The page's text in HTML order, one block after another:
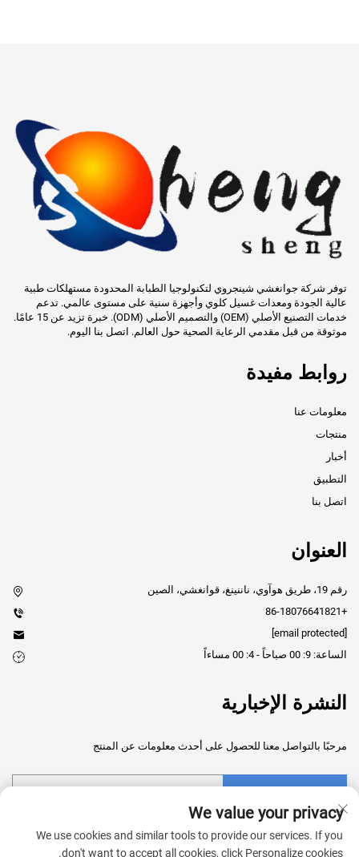
توفر شركة جوانغشي شينجروي لتكنولوجيا الطبابة المحدودة مستهلكات طبية
عالية الجودة ومعدات غسيل كلوي وأجهزة سنية على مستوى عالمي. تدعم
خدمات التصنيع الأصلي (OEM) والتصميم الأصلي (ODM). خبرة تزيد عن 15 عامًا.
موثوقة من قبل مقدمي الرعاية الصحية حول العالم. اتصل بنا اليوم.
روابط مفيدة
معلومات عنا
منتجات
أخبار
التطبيق
اتصل بنا
العنوان
رقم 19، طريق هوآوي، ناننينغ، قوانغشي، الصين
+86-18076641821
الساعة: 9: 00 صباحاً - 4: 00 مساءاً
النشرة الإخبارية
مرحبًا بالتواصل معنا للحصول على أحدث معلومات عن المنتج
We value your privacy
We use cookies and similar tools to provide our services. If you
don't want to accept all cookies, click Personalize cookies.